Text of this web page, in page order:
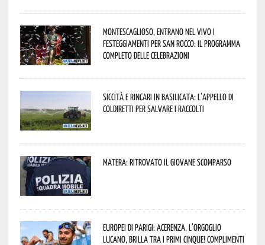
Montescaglioso, entrano nel vivo i
festeggiamenti per San Rocco: il programma
completo delle celebrazioni
Siccità e rincari in Basilicata: l’appello di
Coldiretti per salvare i raccolti
Matera: ritrovato il giovane scomparso
Europei di Parigi: Acerenza, l’orgoglio
lucano, brilla tra i primi cinque! Complimenti